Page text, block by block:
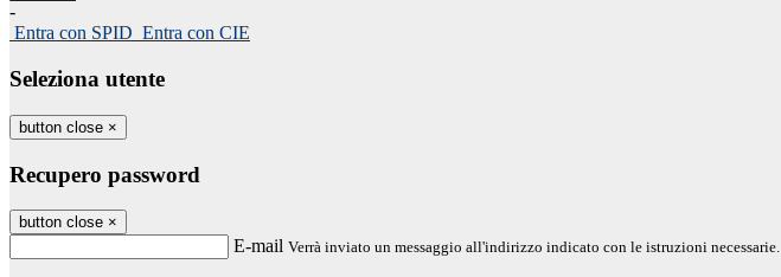
-
Entra con SPID Entra con CIE
Seleziona utente
button close ×
Recupero password
button close ×
E-mail Verrà inviato un messaggio all'indirizzo indicato con le istruzioni necessarie.